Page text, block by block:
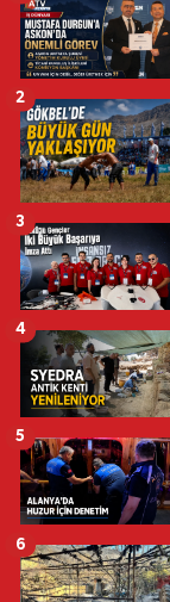
2
3
4
5
6